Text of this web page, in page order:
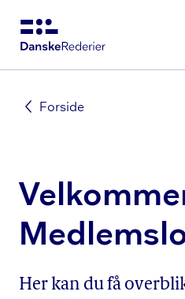
Gå
Forside
Her kan du få